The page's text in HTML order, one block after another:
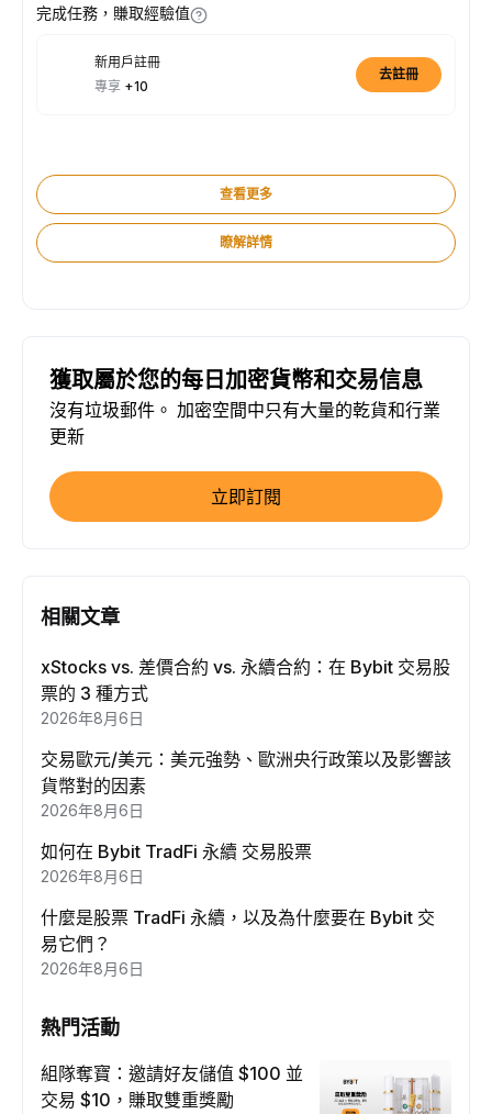
完成任務，賺取經驗值
新用戶註冊
專享 +10
去註冊
查看更多
瞭解詳情
獲取屬於您的每日加密貨幣和交易信息
沒有垃圾郵件。 加密空間中只有大量的乾貨和行業
更新
立即訂閱
相關文章
xStocks vs. 差價合約 vs. 永續合約：在 Bybit 交易股
票的 3 種方式
2026年8月6日
交易歐元/美元：美元強勢、歐洲央行政策以及影響該
貨幣對的因素
2026年8月6日
如何在 Bybit TradFi 永續 交易股票
2026年8月6日
什麼是股票 TradFi 永續，以及為什麼要在 Bybit 交
易它們？
2026年8月6日
熱門活動
組隊奪寶：邀請好友儲值 $100 並
交易 $10，賺取雙重獎勵